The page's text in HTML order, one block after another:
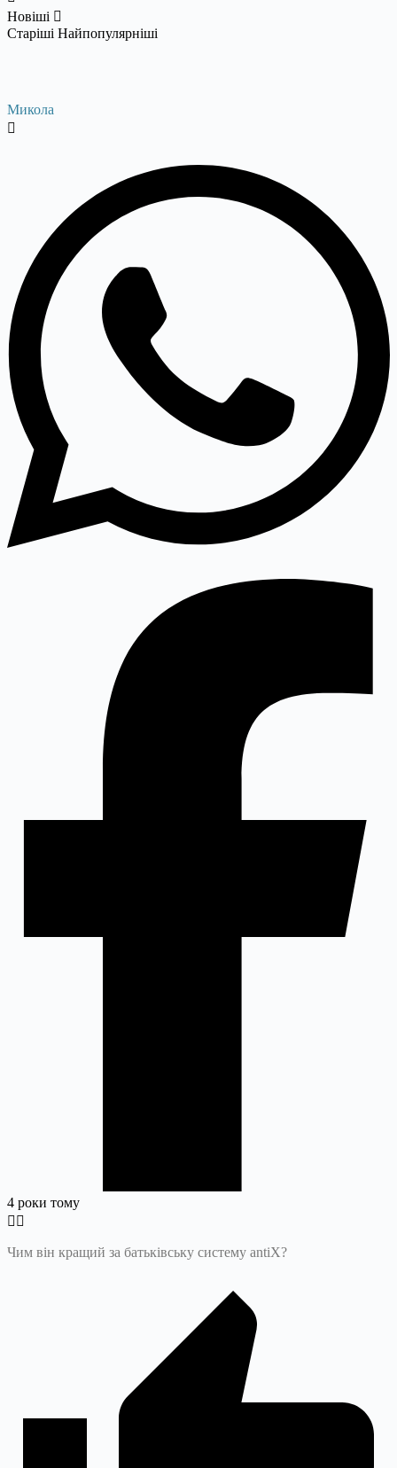
Новіші
Старіші Найпопулярніші
Микола
4 роки тому
Чим він кращий за батьківську систему antiX?